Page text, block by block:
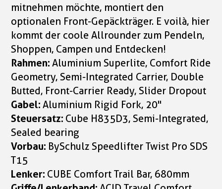
mitnehmen möchte, montiert den
optionalen Front-Gepäckträger. E voilà, hier
kommt der coole Allrounder zum Pendeln,
Shoppen, Campen und Entdecken!
Rahmen:Aluminium Superlite, Comfort Ride
Geometry, Semi-Integrated Carrier, Double
Butted, Front-Carrier Ready, Slider Dropout
Gabel:Aluminium Rigid Fork, 20"
Steuersatz: Cube H835D3, Semi-Integrated,
Sealed bearing
Vorbau: BySchulz Speedlifter Twist Pro SDS
T15
Lenker: CUBE Comfort Trail Bar, 680mm